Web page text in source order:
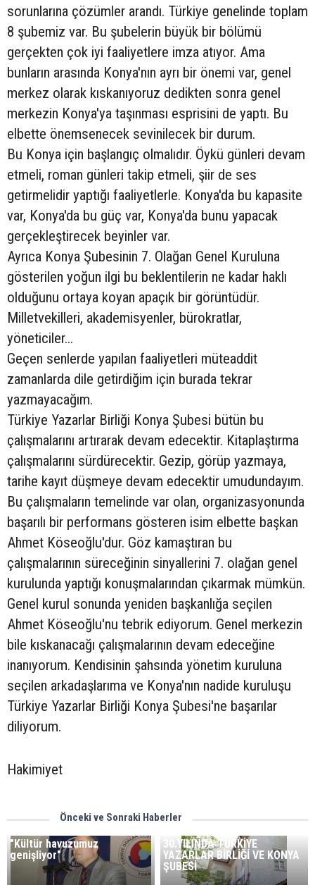
sorunlarına çözümler arandı. Türkiye genelinde toplam
8 şubemiz var. Bu şubelerin büyük bir bölümü
gerçekten çok iyi faaliyetlere imza atıyor. Ama
bunların arasında Konya'nın ayrı bir önemi var, genel
merkez olarak kıskanıyoruz dedikten sonra genel
merkezin Konya'ya taşınması esprisini de yaptı. Bu
elbette önemsenecek sevinilecek bir durum.
Bu Konya için başlangıç olmalıdır. Öykü günleri devam
etmeli, roman günleri takip etmeli, şiir de ses
getirmelidir yaptığı faaliyetlerle. Konya'da bu kapasite
var, Konya'da bu güç var, Konya'da bunu yapacak
gerçekleştirecek beyinler var.
Ayrıca Konya Şubesinin 7. Olağan Genel Kuruluna
gösterilen yoğun ilgi bu beklentilerin ne kadar haklı
olduğunu ortaya koyan apaçık bir görüntüdür.
Milletvekilleri, akademisyenler, bürokratlar,
yöneticiler...
Geçen senlerde yapılan faaliyetleri müteaddit
zamanlarda dile getirdiğim için burada tekrar
yazmayacağım.
Türkiye Yazarlar Birliği Konya Şubesi bütün bu
çalışmalarını artırarak devam edecektir. Kitaplaştırma
çalışmalarını sürdürecektir. Gezip, görüp yazmaya,
tarihe kayıt düşmeye devam edecektir umudundayım.
Bu çalışmaların temelinde var olan, organizasyonunda
başarılı bir performans gösteren isim elbette başkan
Ahmet Köseoğlu'dur. Göz kamaştıran bu
çalışmalarının süreceğinin sinyallerini 7. olağan genel
kurulunda yaptığı konuşmalarından çıkarmak mümkün.
Genel kurul sonunda yeniden başkanlığa seçilen
Ahmet Köseoğlu'nu tebrik ediyorum. Genel merkezin
bile kıskanacağı çalışmalarının devam edeceğine
inanıyorum. Kendisinin şahsında yönetim kuruluna
seçilen arkadaşlarıma ve Konya'nın nadide kuruluşu
Türkiye Yazarlar Birliği Konya Şubesi'ne başarılar
diliyorum.
Hakimiyet
Önceki ve Sonraki Haberler
"Kültür havuzumuz
genişliyor"
30.YILINDA TÜRKİYE
YAZARLAR BİRLİĞİ VE KONYA
ŞUBESİ